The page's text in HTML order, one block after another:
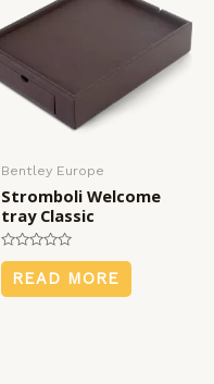
Bentley Europe
Stromboli Welcome
tray Classic
Rated
out
of
READ MORE